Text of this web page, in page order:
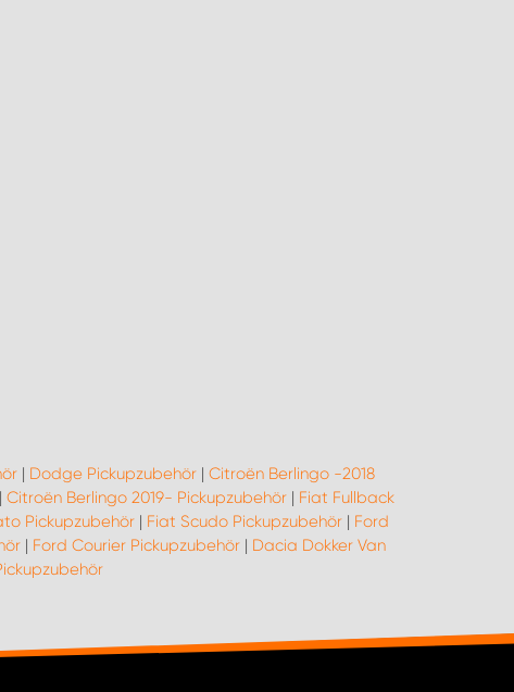
| Dodge Pickupzubehör| Citroën Berlingo -2018
Citroën Berlingo 2019- Pickupzubehör| Fiat Fullback
Pickupzubehör | Fiat Scudo Pickupzubehör | Ford
| Ford Courier Pickupzubehör| Dacia Dokker Van